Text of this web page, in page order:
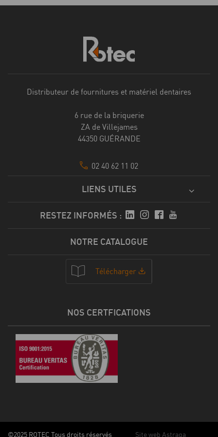
Distributeur de fournitures et matériel dentaires
6 rue de la briquerie
ZA de Villejames
44350 GUÉRANDE
02 40 62 11 02
LIENS UTILES
RESTEZ INFORMÉS :
NOTRE CATALOGUE
Télécharger
NOS CERTFICATIONS
©2025 ROTEC Tous droits réservés
Site web Astraga